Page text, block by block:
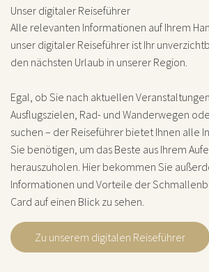
Unser digitaler Reiseführer
Alle relevanten Informationen auf Ihrem
unser digitaler Reiseführer ist Ihr
den nächsten Urlaub in unserer Region.
Egal, ob Sie nach aktuellen
Ausflugszielen, Rad- und Wanderwegen
suchen – der Reiseführer bietet Ihnen alle
Sie benötigen, um das Beste aus Ihrem
herauszuholen. Hier bekommen Sie
Informationen und Vorteile der
Card auf einen Blick zu sehen.
Zu unserem digitalen Reiseführer